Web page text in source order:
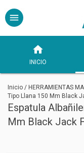
INICIO
Inicio / HERRAMIENTAS
Tipo Llana 150 Mm Black
Espatula
Mm Black Jack